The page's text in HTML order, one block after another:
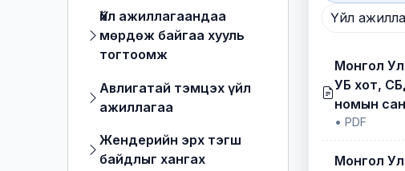
Үйл ажиллагаандаа
мөрдөж байгаа хууль
тогтоомж
Авлигатай тэмцэх үйл
ажиллагаа
Жендерийн эрх тэгш
байдлыг хангах
Үйл
Монгол
УБ хот,
номын
• PDF
Монгол